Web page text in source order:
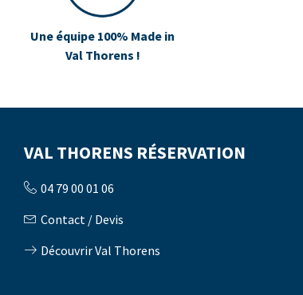
Une équipe 100% Made in
Val Thorens !
VAL THORENS RÉSERVATION
04 79 00 01 06
Contact / Devis
Découvrir Val Thorens